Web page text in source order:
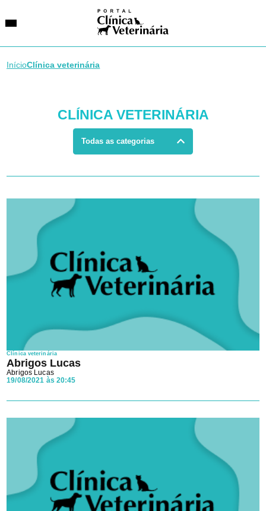
Entidades
InícioClínica veterinária
CLÍNICA VETERINÁRIA
Todas as categorias
Clínica veterinária
Abrigos Lucas
Abrigos Lucas
19/08/2021 às 20:45